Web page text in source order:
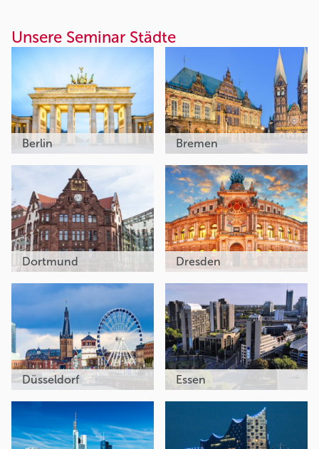
Unsere Seminar Städte
Berlin Bremen
Dortmund Dresden
Düsseldorf Essen